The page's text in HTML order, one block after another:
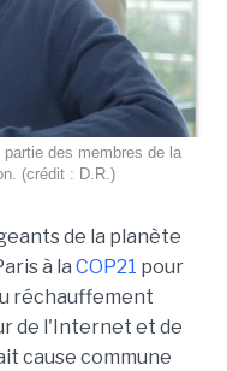
des membres de la
(crédit : D.R.)
de la planète
à la COP21 pour
réchauffement
de l'Internet et de
cause commune